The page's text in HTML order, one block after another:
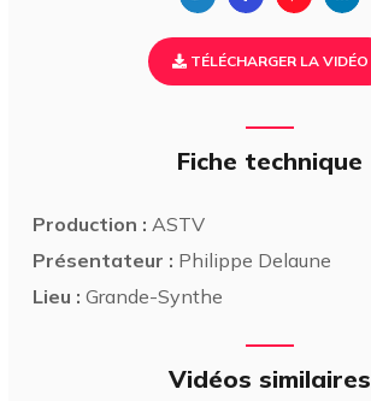
TÉLÉCHARGER LA VIDÉO
Fiche technique
Production : ASTV
Présentateur : Philippe Delaune
Lieu : Grande-Synthe
Vidéos similaires